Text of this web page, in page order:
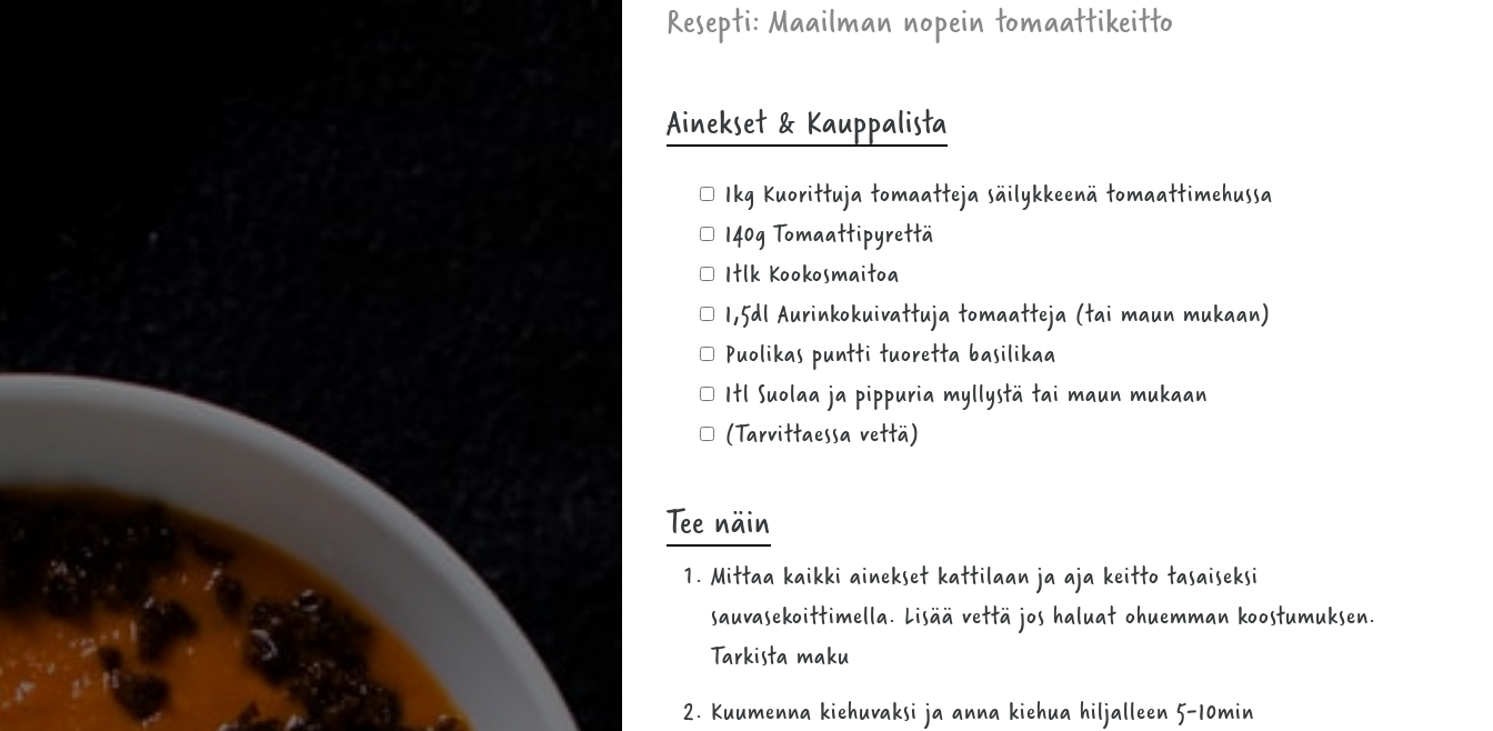
Resepti: Maailman nopein tomaattikeitto
Ainekset & Kauppalista
1kg Kuorittuja tomaatteja säilykkeenä tomaattimehussa
140g Tomaattipyrettä
1tlk Kookosmaitoa
1,5dl Aurinkokuivattuja tomaatteja (tai maun mukaan)
Puolikas puntti tuoretta basilikaa
1tl Suolaa ja pippuria myllystä tai maun mukaan
(Tarvittaessa vettä)
Tee näin
Mittaa kaikki ainekset kattilaan ja aja keitto tasaiseksi
sauvasekoittimella. Lisää vettä jos haluat ohuemman koostumuksen.
Tarkista maku
Kuumenna kiehuvaksi ja anna kiehua hiljalleen 5-10min